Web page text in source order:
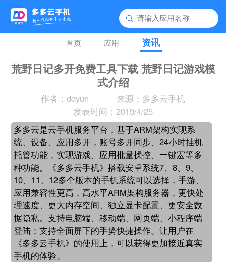
首页 应用 资讯
荒野日记多开免费工具下载 荒野日记游戏模
式介绍
作者：ddyun
来源：多多云手机
发表时间：2019/4/25
多多云是云手机服务平台，基于ARM架构实现系
统、设备、应用多开，账号多开同步、24小时挂机
托管功能，实现游戏、应用批量操控、一键宏等多
种功能。《多多云手机》搭载安卓系统7、8、9、
10、11、12多个版本的手机系统可以选择，手游、
应用兼容性更高，高水平ARM架构服务器，更快处
理速度、更大内存空间、独立显卡配置、更安全数
据隐私。支持电脑端、移动端、网页端、小程序端
登陆；支持全面屏下的手势快捷操作。让用户在
《多多云手机》的使用上，可以获得更加接近真实
手机的体验。